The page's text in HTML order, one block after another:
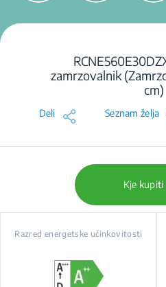
zamrzovalnik
cm)
Deli Seznam želja
Kje kupiti
Razred energetske učinkovitosti